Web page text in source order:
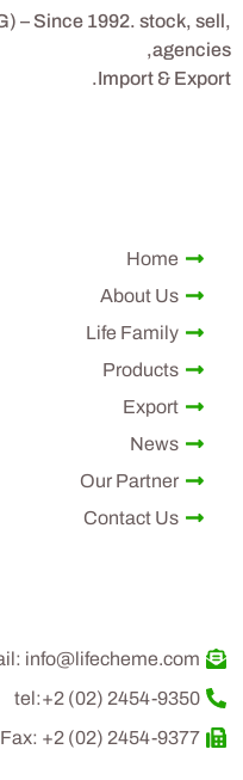
– Since 1992. stock, sell,
agencies,
Import & Export.
Home
About Us
Life Family
Products
Export
News
Our Partner
Contact Us
info@lifecheme.com
tel:+2 (02) 2454-9350
Fax: +2 (02) 2454-9377